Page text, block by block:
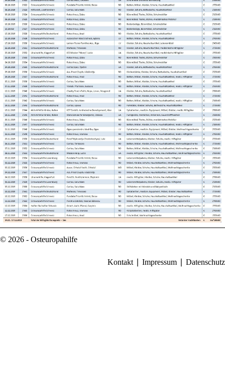
© 2026 - Osteuropahilfe
Kontakt Impressum Datenschutz